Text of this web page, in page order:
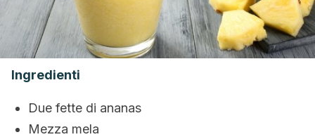
Ingredienti
Due fette di ananas
Mezza mela